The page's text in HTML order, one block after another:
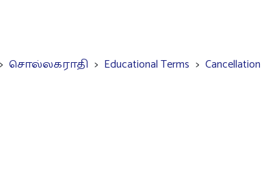
சொல்லகராதி Educational Terms Cancellation